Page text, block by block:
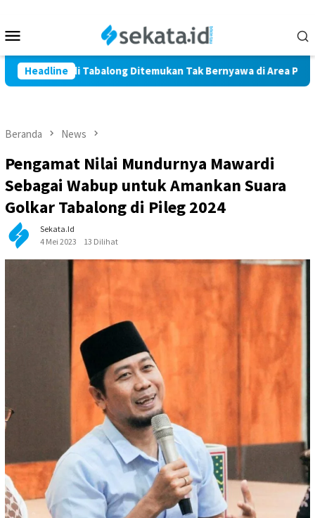
konten
Mobile
Headline
Marindi Tabalong Ditemukan Tak Bernyawa di Area Persawahan
Beranda News
Pengamat Nilai Mundurnya Mawardi
Sebagai Wabup untuk Amankan Suara
Golkar Tabalong di Pileg 2024
Sekata.id
4 Mei 2023
13 Dilihat